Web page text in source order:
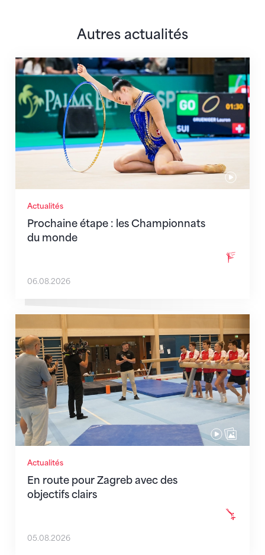
Autres actualités
Actualités
Prochaine étape : les Championnats
du monde
Prochaine étape : les Championnats du monde
06.08.2026
Actualités
En route pour Zagreb avec des
objectifs clairs
En route pour Zagreb avec des objectifs clairs
05.08.2026